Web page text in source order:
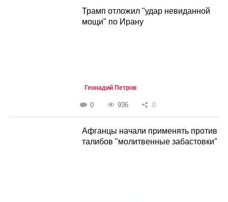
Трамп отложил "удар невиданной
мощи" по Ирану
Геннадий Петров
0 936 0
Афганцы начали применять против
талибов "молитвенные забастовки"